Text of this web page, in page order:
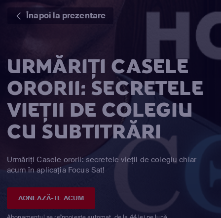
Înapoi la prezentare
URMĂRIȚI CASELE
ORORII: SECRETELE
VIEȚII DE COLEGIU
CU SUBTITRĂRI
Urmăriți Casele ororii: secretele vieții de colegiu chiar
acum în aplicația Focus Sat!
AONEAZĂ-TE ACUM